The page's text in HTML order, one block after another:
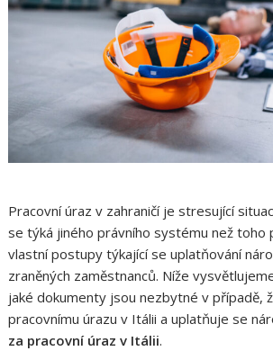
Pracovní úraz v zahraničí je stresující
se týká jiného právního systému než toho
vlastní postupy týkající se uplatňování
zraněných zaměstnanců. Níže
jaké dokumenty jsou nezbytné v případě,
pracovnímu úrazu v Itálii a uplatňuje se
za pracovní úraz v Itálii.